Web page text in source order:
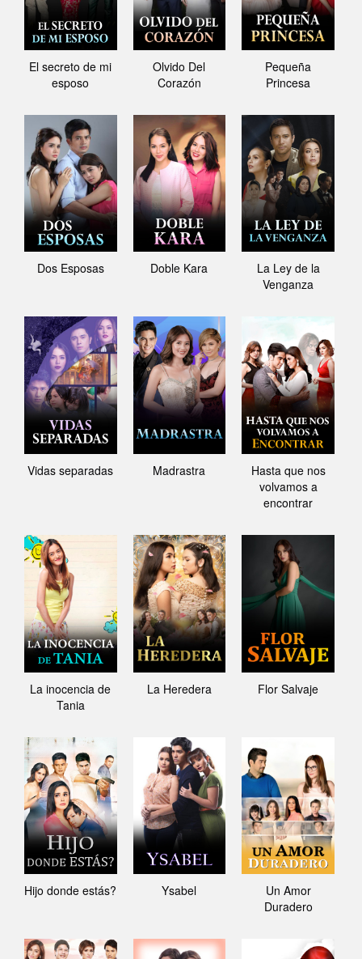
El secreto de mi
esposo
Olvido Del
Corazón
Pequeña
Princesa
Dos Esposas Doble Kara
La Ley de la
Venganza
Vidas separadas Madrastra
Hasta que nos
volvamos a
encontrar
La inocencia de
Tania
La Heredera Flor Salvaje
Hijo donde estás? Ysabel
Un Amor
Duradero